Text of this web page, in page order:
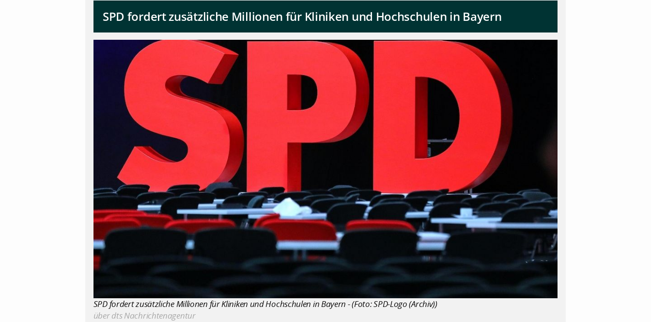
SPD fordert zusätzliche Millionen für Kliniken und Hochschulen in Bayern
SPD fordert zusätzliche Millionen für Kliniken und Hochschulen in Bayern - (Foto: SPD-Logo (Archiv))
über dts Nachrichtenagentur